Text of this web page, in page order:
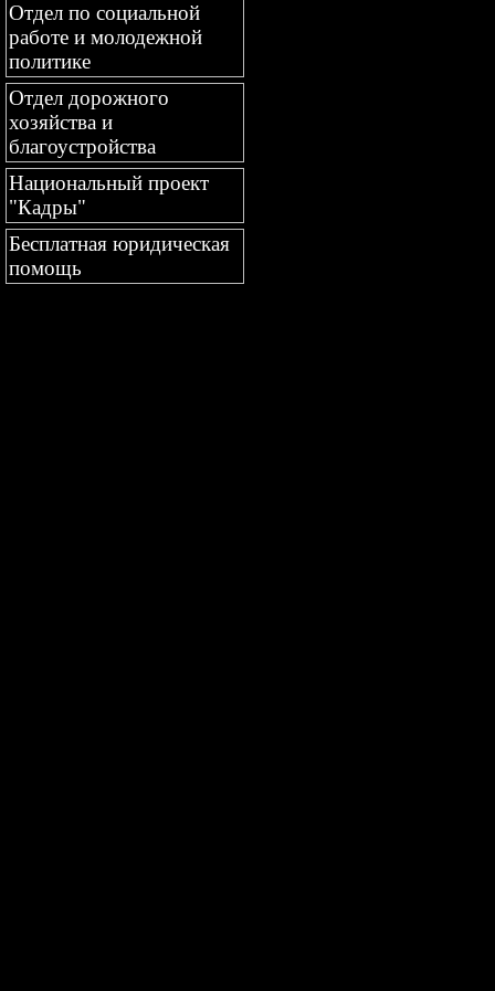
Отдел по социальной
работе и молодежной
политике
Отдел дорожного
хозяйства и
благоустройства
Национальный проект
"Кадры"
Бесплатная юридическая
помощь